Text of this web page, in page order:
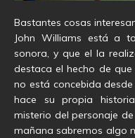
Bastantes cosas
John Williams está a
sonora, y que el la
destaca el hecho de
no está concebida
hace su propia
misterio del personaje
mañana sabremos algo